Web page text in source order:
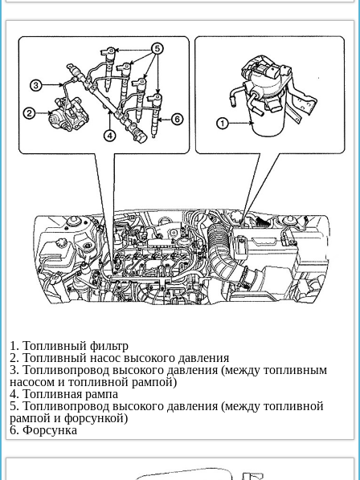
1. Топливный фильтр
2. Топливный насос высокого давления
3. Топливопровод высокого давления (между топливным
насосом и топливной рампой)
4. Топливная рампа
5. Топливопровод высокого давления (между топливной
рампой и форсункой)
6. Форсунка